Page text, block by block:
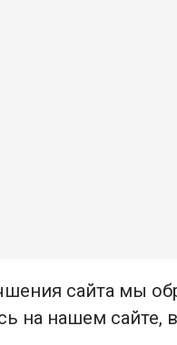
сайта мы
на нашем сайте,